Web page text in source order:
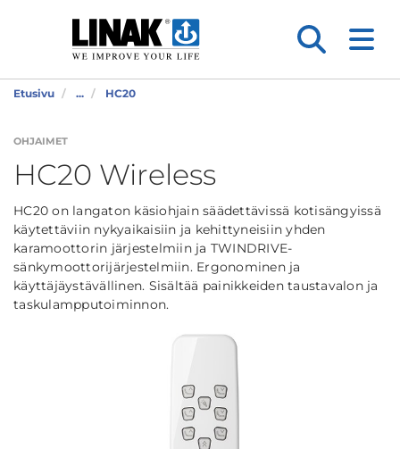
Etusivu ... HC20
OHJAIMET
HC20 Wireless
HC20 on langaton käsiohjain säädettävissä kotisängyissä
käytettäviin nykyaikaisiin ja kehittyneisiin yhden
karamoottorin järjestelmiin ja TWINDRIVE-
sänkymoottorijärjestelmiin. Ergonominen ja
käyttäjäystävällinen. Sisältää painikkeiden taustavalon ja
taskulampputoiminnon.